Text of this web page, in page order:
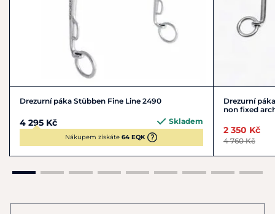
cm
Drezurní páka Stübben Fine Line 2490
4 295 Kč Skladem
Nákupem získáte64 EQK
Drezurní
non fixed
2 350 Kč
4 760 Kč